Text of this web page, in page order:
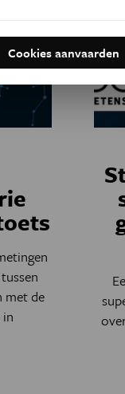
met de
Cookies aanvaarden